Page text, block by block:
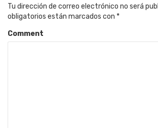
Tu dirección de correo electrónico no será
obligatorios están marcados con *
Comment